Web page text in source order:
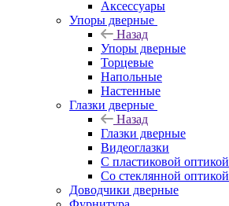
Аксессуары
Упоры дверные
Назад
Упоры дверные
Торцевые
Напольные
Настенные
Глазки дверные
Назад
Глазки дверные
Видеоглазки
С пластиковой оптикой
Со стеклянной оптикой
Доводчики дверные